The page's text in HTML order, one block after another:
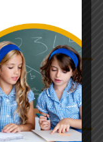
срещи и